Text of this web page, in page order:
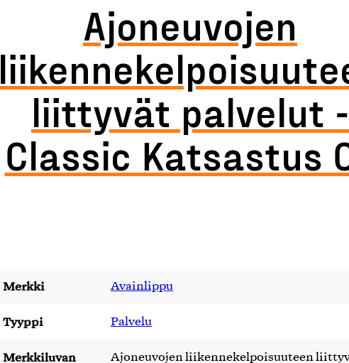
Ajoneuvojen
liittyvät palvelut -
Classic Katsastus
Merkki Avainlippu
Tyyppi Palvelu
Merkkiluvan
Ajoneuvojen liikennekelpoisuuteen